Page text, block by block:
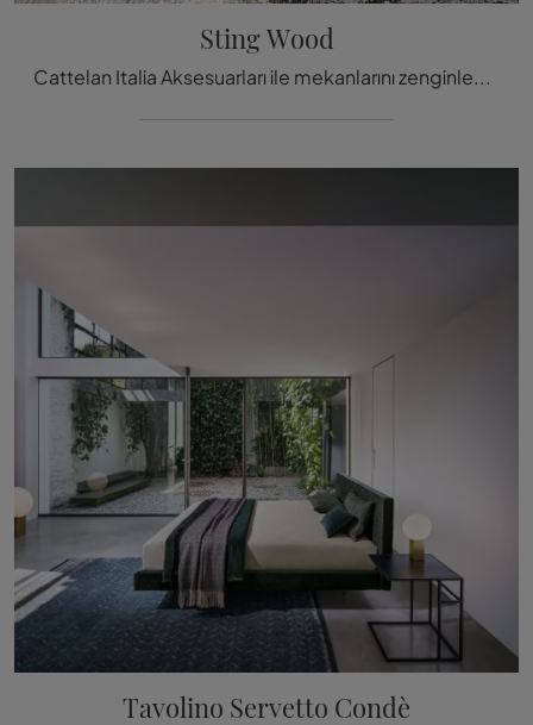
Sting Wood
Cattelan Italia Aksesuarları ile mekanlarını zenginleştirmek ister misin? İşte Sting Wood gibi farklı ahşap sehpa modelleri.
Tavolino Servetto Condè